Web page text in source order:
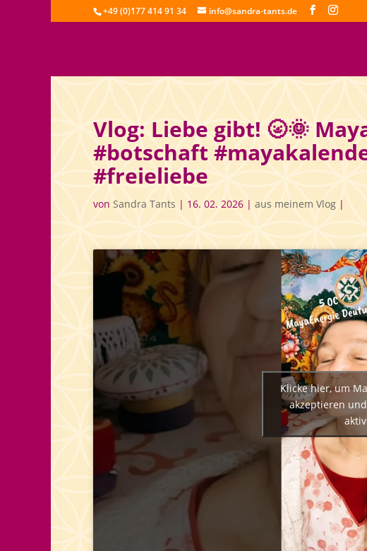
+49 (0)177 414 91 34 info@sandra-tants.de
Vlog: Liebe gibt! 🌝🌞
#botschaft
#freieliebe
von Sandra Tants | 16. 02. 2026 | aus meinem Vlog|
Klicke hier, um
akzeptieren